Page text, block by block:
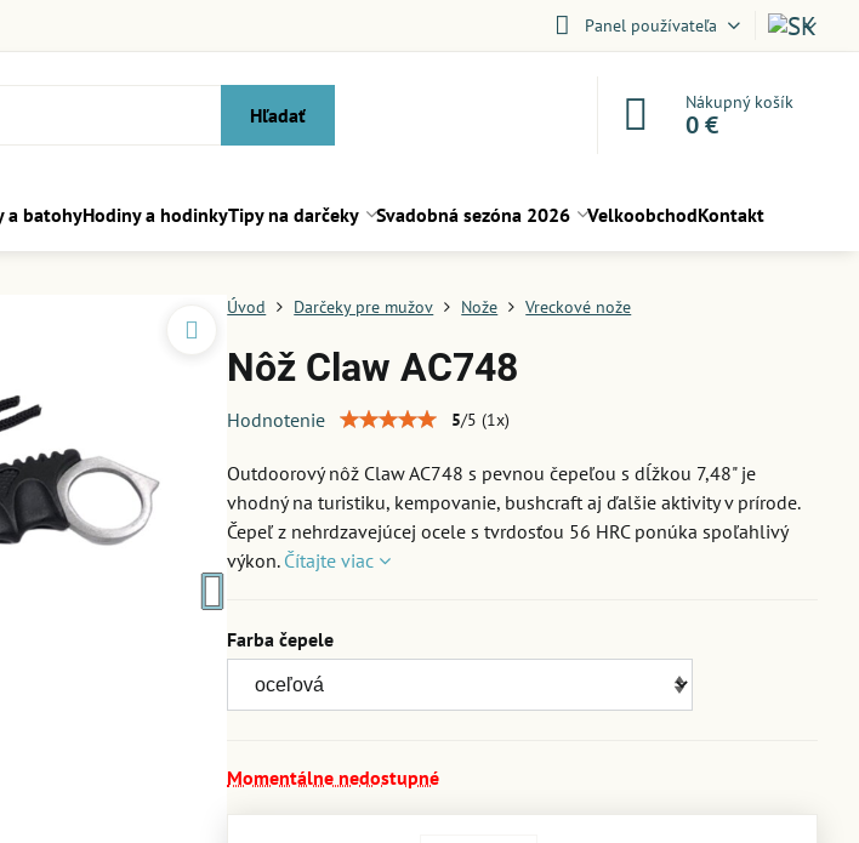
Panel používateľa
Hľadať
Nákupný košík
0 €
a batohyHodiny a hodinkyTipy na darčeky Svadobná sezóna 2026 VelkoobchodKontakt
Úvod Darčeky pre mužov Nože Vreckové nože
Nôž Claw AC748
Hodnotenie 5/5 (1x)
Outdoorový nôž Claw AC748 s pevnou čepeľou s dĺžkou 7,48" je
vhodný na turistiku, kempovanie, bushcraft aj ďalšie aktivity v prírode.
Čepeľ z nehrdzavejúcej ocele s tvrdosťou 56 HRC ponúka spoľahlivý
výkon. Čítajte viac
Farba čepele
Momentálne nedostupné